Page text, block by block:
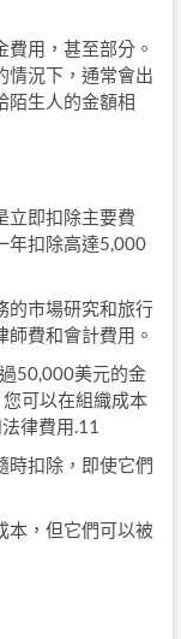
用，甚至部分。
情況下，通常會出
陌生人的金額相
立即扣除主要費
年扣除高達5,000
的市場研究和旅行
費和會計費用。
50,000美元的金
可以在組織成本
律費用.11
時扣除，即使它們
本，但它們可以被